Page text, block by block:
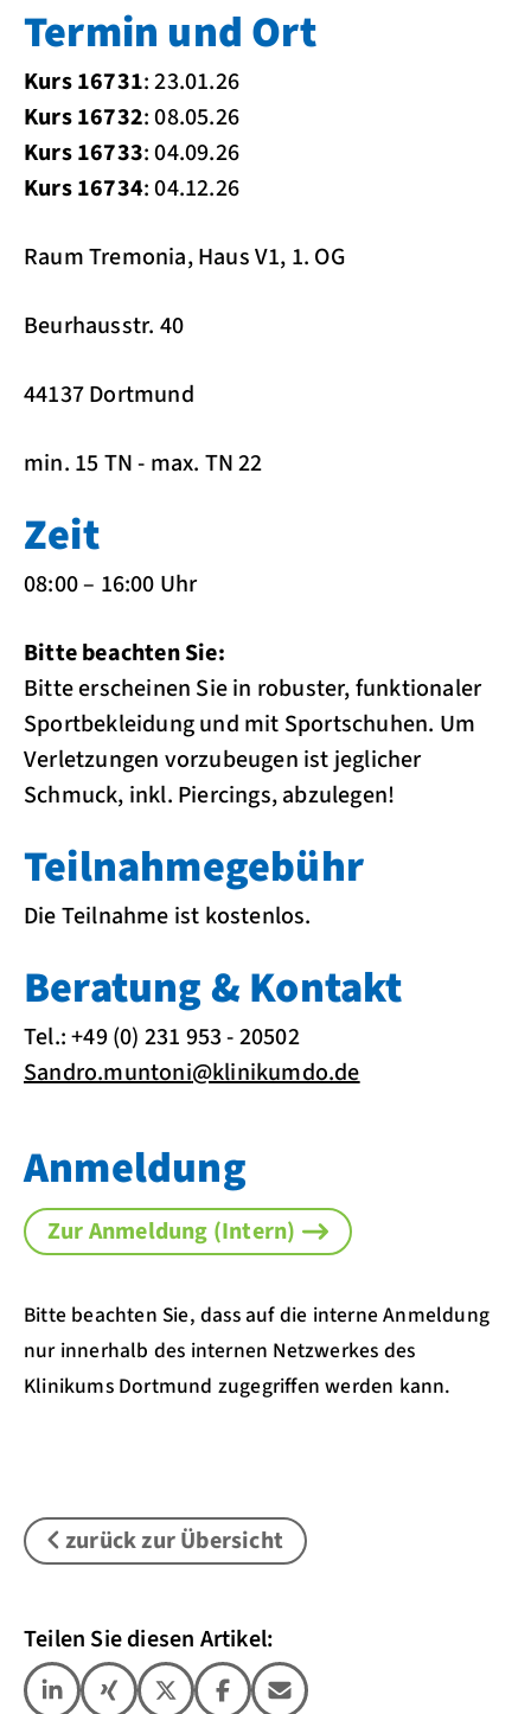
Termin und Ort
Kurs 16731: 23.01.26
Kurs 16732: 08.05.26
Kurs 16733: 04.09.26
Kurs 16734: 04.12.26
Raum Tremonia, Haus V1, 1. OG
Beurhausstr. 40
44137 Dortmund
min. 15 TN - max. TN 22
Zeit
08:00 – 16:00 Uhr
Bitte beachten Sie:
Bitte erscheinen Sie in robuster, funktionaler
Sportbekleidung und mit Sportschuhen. Um
Verletzungen vorzubeugen ist jeglicher
Schmuck, inkl. Piercings, abzulegen!
Teilnahmegebühr
Die Teilnahme ist kostenlos.
Beratung & Kontakt
Tel.: +49 (0) 231 953 - 20502
Sandro.muntoni@klinikumdo.de
Anmeldung
Zur Anmeldung (Intern)
Bitte beachten Sie, dass auf die interne Anmeldung
nur innerhalb des internen Netzwerkes des
Klinikums Dortmund zugegriffen werden kann.
zurück zur Übersicht
Teilen Sie diesen Artikel: